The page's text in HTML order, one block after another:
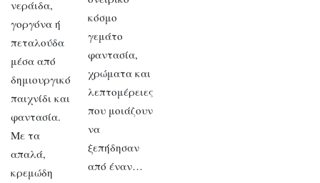
νεράιδα,
γοργόνα ή
πεταλούδα
μέσα από
δημιουργικό
παιχνίδι και
φαντασία.
Με τα
απαλά,
κρεμώδη
κόσμο
γεμάτο
φαντασία,
χρώματα και
λεπτομέρειες
που μοιάζουν
να
ξεπήδησαν
από έναν…